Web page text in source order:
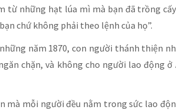
từ những hạt lúa mì mà bạn đã trồng
chứ không phải theo lệnh của họ”.
năm 1870, con người thánh thiện
chặn, và không cho người lao động
mà mỗi người đều nằm trong sức lao